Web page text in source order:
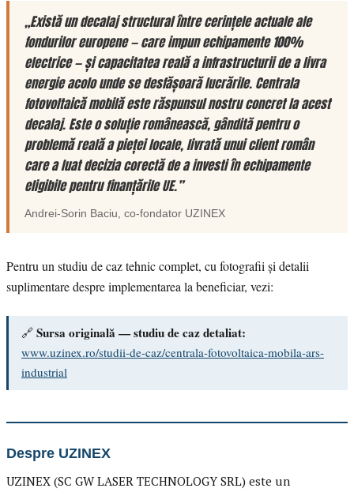
„Există un decalaj structural între cerințele actuale ale
fondurilor europene — care impun echipamente 100%
electrice — și capacitatea reală a infrastructurii de a livra
energie acolo unde se desfășoară lucrările. Centrala
fotovoltaică mobilă este răspunsul nostru concret la acest
decalaj. Este o soluție românească, gândită pentru o
problemă reală a pieței locale, livrată unui client român
care a luat decizia corectă de a investi în echipamente
eligibile pentru finanțările UE.”
Andrei-Sorin Baciu, co-fondator UZINEX
Pentru un studiu de caz tehnic complet, cu fotografii și detalii
suplimentare despre implementarea la beneficiar, vezi:
🔗 Sursa originală — studiu de caz detaliat:
www.uzinex.ro/studii-de-caz/centrala-fotovoltaica-mobila-ars-
industrial
Despre UZINEX
UZINEX (SC GW LASER TECHNOLOGY SRL) este un